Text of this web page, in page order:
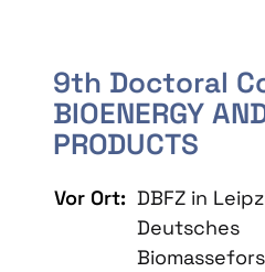
9th Doctoral
BIOENERGY
PRODUCTS
Vor Ort: DBFZ in
Deutsches